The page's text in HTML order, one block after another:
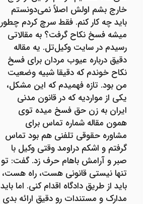
خارج بشم اولش اصلاً نمی‌دونستم
باید چه کار کنم. فقط سرچ کردم چطور
میشه فسخ نکاح گرفت؟ به مقالاتی
رسیدم در سایت وکیل‌تل. یه مقاله
دقیق درباره عیوب مردان برای فسخ
نکاح خوندم که دقیقا شبیه وضعیت
من بود. تازه فهمیدم که این مشکل،
یکی از مواردیه که در قانون مدنی
ایران به زن حق فسخ میده توی
همون مقاله شماره تماس برای
مشاوره حقوقی تلفنی هم بود تماس
گرفتم و اشکم دراومد وقتی وکیل با
صبر و آرامش باهام حرف زد. گفت: تو
تنها نیستی قانونی هست، راه هست،
باید از طریق دادگاه اقدام کنی. اما باید
مدارک و مستندات رو دقیق ارائه بدی